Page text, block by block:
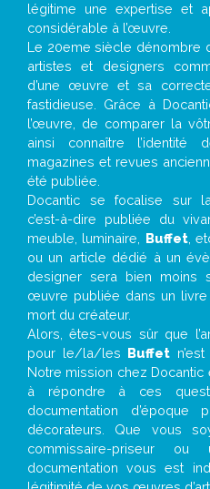
légitime une expertise et
considérable à l’œuvre.
Le 20eme siècle dénombre
artistes et designers
d’une œuvre et sa
fastidieuse. Grâce à
l’œuvre, de comparer la
ainsi connaître l’identité
magazines et revues
été publiée.
Docantic se focalise sur
c’est-à-dire publiée du
meuble, luminaire, Buffet,
ou un article dédié à un
designer sera bien moins
œuvre publiée dans un
mort du créateur.
Alors, êtes-vous sûr que
pour le/la/les Buffet
Notre mission chez
à répondre à ces
documentation
décorateurs. Que vous
commissaire-priseur ou
documentation vous est